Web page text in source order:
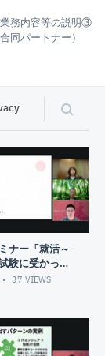
務内容等の説明③
同パートナー）
ナー「就活～
験に受かった
ネルディス
37 VIEWS